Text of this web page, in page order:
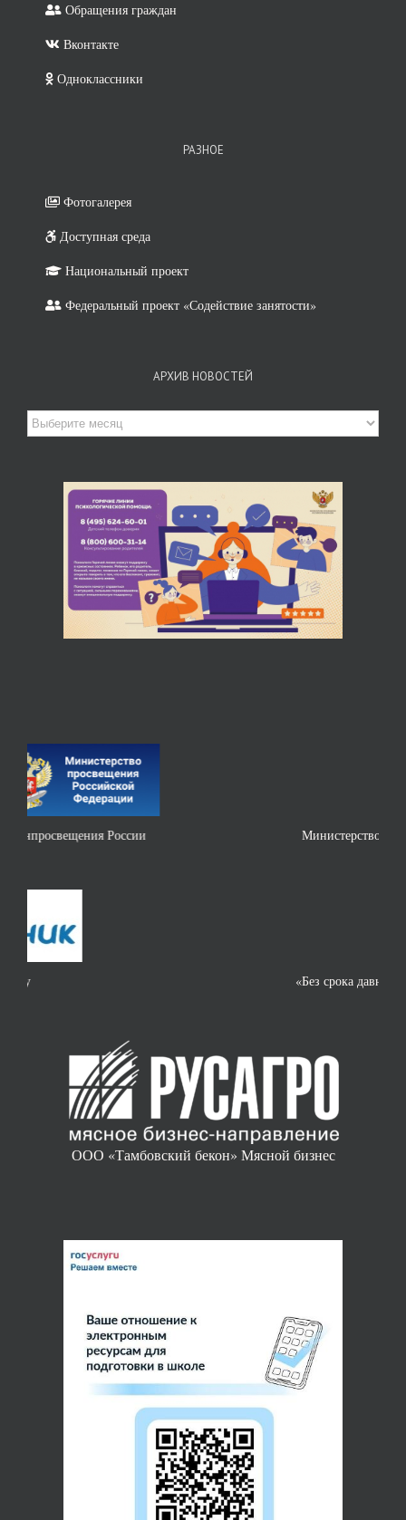
Обращения граждан
Вконтакте
Одноклассники
РАЗНОЕ
Фотогалерея
Доступная среда
Национальный проект
Федеральный проект «Содействие занятости»
АРХИВ НОВОСТЕЙ
Архив
новостей
Министерство науки и высшего образования РФ
ООО «Тамбовский бекон» Мясной бизнес